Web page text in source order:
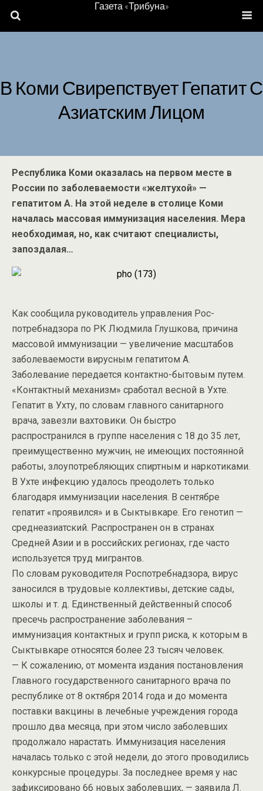
Газета «Трибуна»
В Коми Свирепствует Гепатит С
Азиатским Лицом
Республика Коми оказалась на первом месте в
России по заболеваемости «желтухой» —
гепатитом А. На этой неделе в столице Коми
началась массовая иммунизация населения. Мера
необходимая, но, как считают специалисты,
запоздалая…
Как сообщила руководитель управления Рос­
потребнадзора по РК Людмила Глушкова, причина
массовой иммунизации — увеличение масштабов
заболеваемости вирусным гепатитом А.
Заболевание передается контактно-бытовым путем.
«Контактный механизм» сработал весной в Ухте.
Гепатит в Ухту, по словам главного санитарного
врача, завезли вахтовики. Он быстро
распространился в группе населения с 18 до 35 лет,
преимущественно мужчин, не имеющих постоянной
работы, злоупотребляющих спиртным и наркотиками.
В Ухте инфекцию удалось преодолеть только
благодаря иммунизации населения. В сентябре
гепатит «проявился» и в Сыктывкаре. Его генотип —
среднеазиатский. Распространен он в странах
Средней Азии и в российских регионах, где часто
используется труд мигрантов.
По словам руководителя Роспотребнадзора, вирус
заносился в трудовые коллективы, детские сады,
школы и т. д. Единственный действенный способ
пресечь распространение заболевания –
иммунизация контактных и групп риска, к которым в
Сыктывкаре относятся более 23 тысяч человек.
— К сожалению, от момента издания постановления
Главного государственного санитарного врача по
республике от 8 октября 2014 года и до момента
поставки вакцины в лечебные учреждения города
прошло два месяца, при этом число заболевших
продолжало нарастать. Иммунизация населения
началась только с этой недели, до этого проводились
конкурсные процедуры. За последнее время у нас
зафиксировано 66 новых заболевших, — заявила Л.